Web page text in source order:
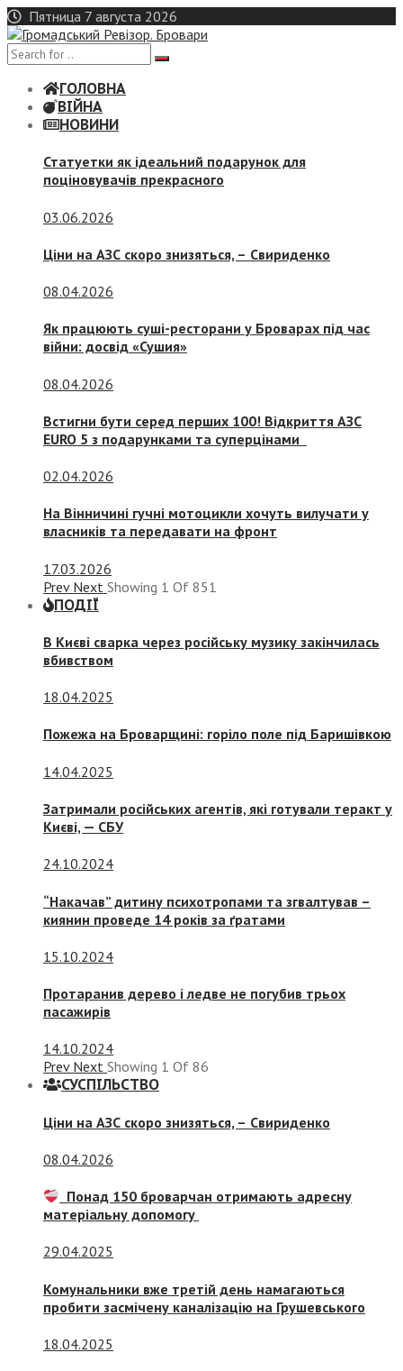
Skip
to
content
Пятница 7 августа 2026
ГОЛОВНА
ВІЙНА
НОВИНИ
Статуетки як ідеальний подарунок для
поціновувачів прекрасного
03.06.2026
Ціни на АЗС скоро знизяться, – Свириденко
08.04.2026
Як працюють суші-ресторани у Броварах під час
війни: досвід «Сушия»
08.04.2026
Встигни бути серед перших 100! Відкриття АЗС
EURO 5 з подарунками та суперцінами
02.04.2026
На Вінничині гучні мотоцикли хочуть вилучати у
власників та передавати на фронт
17.03.2026
Prev Next Showing 1 Of 851
ПОДІЇ
В Києві сварка через російську музику закінчилась
вбивством
18.04.2025
Пожежа на Броварщині: горіло поле під Баришівкою
14.04.2025
Затримали російських агентів, які готували теракт у
Києві, — СБУ
24.10.2024
“Накачав” дитину психотропами та згвалтував –
киянин проведе 14 років за ґратами
15.10.2024
Протаранив дерево і ледве не погубив трьох
пасажирів
14.10.2024
Prev Next Showing 1 Of 86
СУСПIЛЬСТВО
Ціни на АЗС скоро знизяться, – Свириденко
08.04.2026
Понад 150 броварчан отримають адресну
матеріальну допомогу
29.04.2025
Комунальники вже третій день намагаються
пробити засмічену каналізацію на Грушевського
18.04.2025